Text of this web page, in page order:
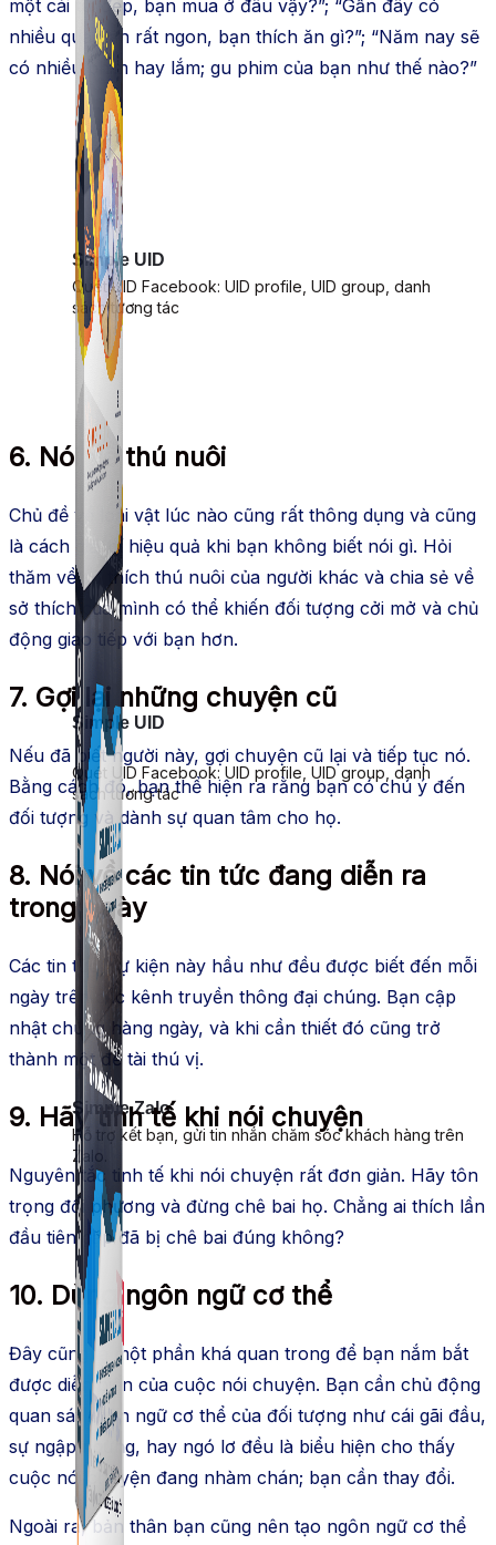
Simple UID
Quét UID Facebook: UID profile, UID group, danh
sách tương tác
Simple Zalo
Hỗ trợ kết bạn, gửi tin nhắn chăm sóc khách hàng trên
Zalo.
Simple UID
Quét UID Facebook: UID profile, UID group, danh
sách tương tác
một cái túi đẹp, bạn mua ở đâu vậy?”; “Gần đây có
nhiều quán ăn rất ngon, bạn thích ăn gì?”; “Năm nay sẽ
có nhiều phim hay lắm; gu phim của bạn như thế nào?”
6. Nói về thú nuôi
Chủ đề về loài vật lúc nào cũng rất thông dụng và cũng
là cách giải bí hiệu quả khi bạn không biết nói gì. Hỏi
thăm về sở thích thú nuôi của người khác và chia sẻ về
sở thích của mình có thể khiến đối tượng cởi mở và chủ
động giao tiếp với bạn hơn.
7. Gợi lại những chuyện cũ
Nếu đã biết người này, gợi chuyện cũ lại và tiếp tục nó.
Bằng cách đó, bạn thể hiện ra rằng bạn có chú ý đến
đối tượng và dành sự quan tâm cho họ.
8. Nói về các tin tức đang diễn ra
trong ngày
Các tin tức, sự kiện này hầu như đều được biết đến mỗi
ngày trên các kênh truyền thông đại chúng. Bạn cập
nhật chúng hàng ngày, và khi cần thiết đó cũng trở
thành một đề tài thú vị.
9. Hãy tinh tế khi nói chuyện
Nguyên tắc tinh tế khi nói chuyện rất đơn giản. Hãy tôn
trọng đối phương và đừng chê bai họ. Chẳng ai thích lần
đầu tiên gặp đã bị chê bai đúng không?
10. Dùng ngôn ngữ cơ thể
Đây cũng là một phần khá quan trong để bạn nắm bắt
được diễn biến của cuộc nói chuyện. Bạn cần chủ động
quan sát ngôn ngữ cơ thể của đối tượng như cái gãi đầu,
sự ngập ngừng, hay ngó lơ đều là biểu hiện cho thấy
cuộc nói chuyện đang nhàm chán; bạn cần thay đổi.
Ngoài ra, bản thân bạn cũng nên tạo ngôn ngữ cơ thể